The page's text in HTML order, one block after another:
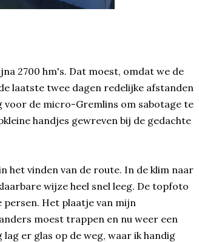
2700 hm's. Dat moest, omdat we de
laatste twee dagen redelijke afstanden
voor de micro-Gremlins om sabotage te
handjes gewreven bij de gedachte
het vinden van de route. In de klim naar
wijze heel snel leeg. De topfoto
persen. Het plaatje van mijn
moest trappen en nu weer een
er glas op de weg, waar ik handig